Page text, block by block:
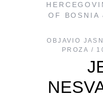
OF BOSNIA
OBJAVIO
PROZA